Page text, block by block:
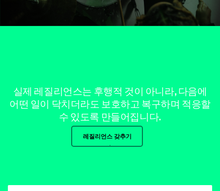
아카데미
Cohesity
Português (Brazil)
실제 레질리언스는 후행적 것이 아니라, 다음에
어떤 일이 닥치더라도 보호하고 복구하며 적응할
수 있도록 만들어집니다.
레질리언스 갖추기